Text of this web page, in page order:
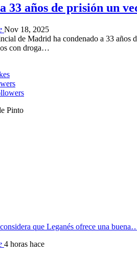
33 años de prisión un
Nov 18, 2025
de Madrid ha condenado a 33 años
con droga…
Pinto
que Leganés ofrece una
4 horas hace